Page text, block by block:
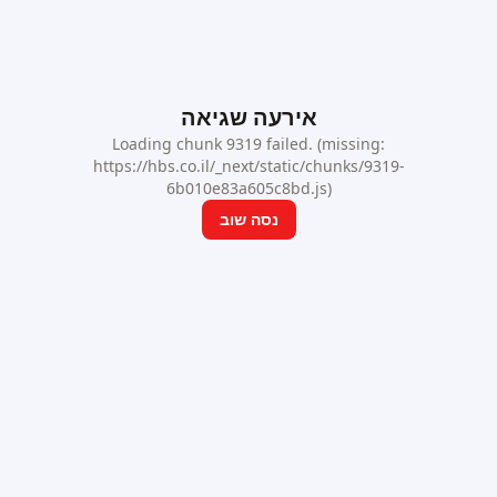
אירעה שגיאה
Loading chunk 9319 failed. (missing:
https://hbs.co.il/_next/static/chunks/9319-
6b010e83a605c8bd.js)